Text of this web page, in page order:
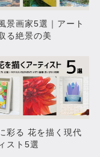
景画家5選｜アート
る絶景の美
彩る 花を描く現代
スト5選